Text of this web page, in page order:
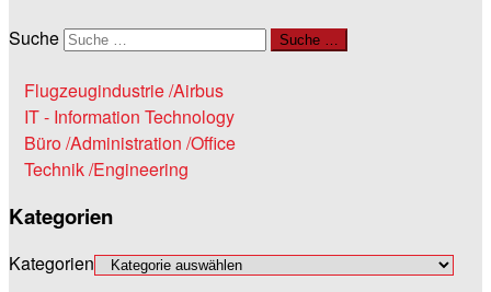
Suche Suche …
Flugzeugindustrie /Airbus
IT - Information Technology
Büro /Administration /Office
Technik /Engineering
Kategorien
Kategorien